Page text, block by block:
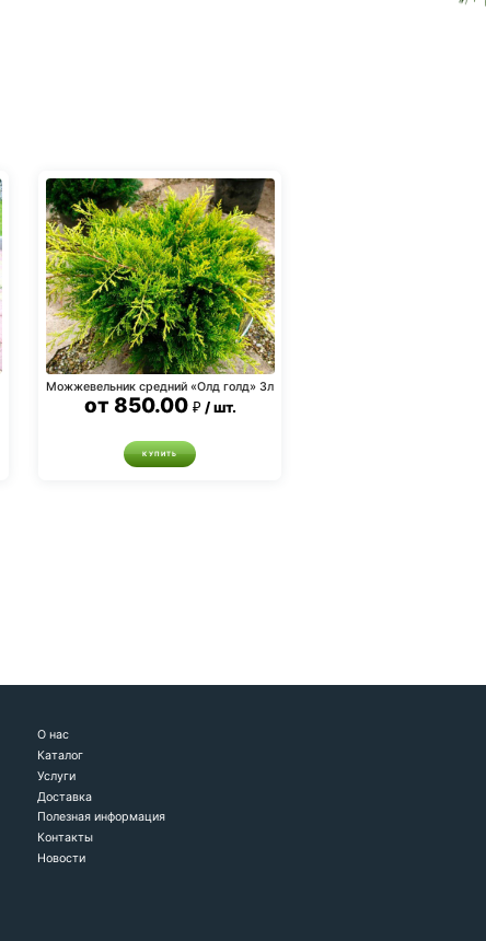
Можжевельник средний «Олд голд» 3л
от850.00 шт.
КУПИТЬ
О нас
Каталог
Услуги
Доставка
Полезная информация
Контакты
Новости